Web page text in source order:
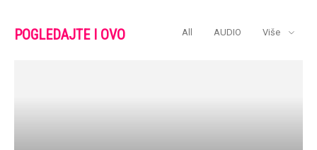
POGLEDAJTE I OVO All AUDIO Više